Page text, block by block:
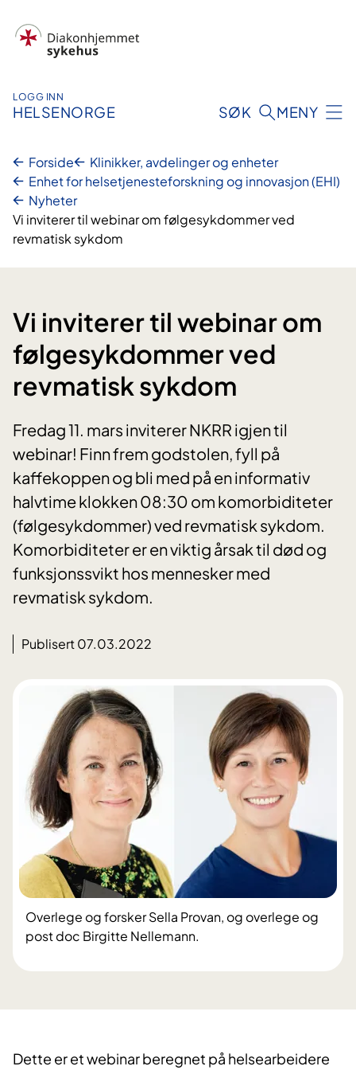
innhold
LOGG INN
HELSENORGE SØK MENY
Forside
Klinikker, avdelinger og enheter
Enhet for helsetjenesteforskning og innovasjon (EHI)
Nyheter
Vi inviterer til webinar om følgesykdommer ved
revmatisk sykdom
Vi inviterer til webinar om
følgesykdommer ved
revmatisk sykdom
Fredag 11. mars inviterer NKRR igjen til
webinar! Finn frem godstolen, fyll på
kaffekoppen og bli med på en informativ
halvtime klokken 08:30 om komorbiditeter
(følgesykdommer) ved revmatisk sykdom.
Komorbiditeter er en viktig årsak til død og
funksjonssvikt hos mennesker med
revmatisk sykdom.
Publisert 07.03.2022
Overlege og forsker Sella Provan, og overlege og
post doc Birgitte Nellemann.
​Dette er et webinar beregnet på helsearbeidere